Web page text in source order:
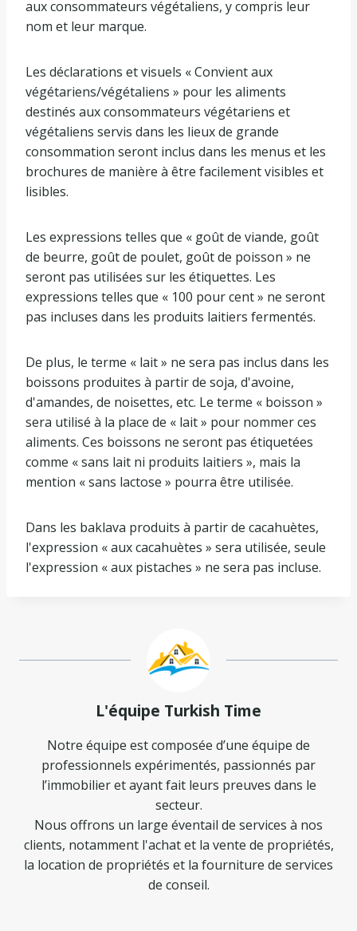
aux consommateurs végétaliens, y compris leur
nom et leur marque.
Les déclarations et visuels « Convient aux
végétariens/végétaliens » pour les aliments
destinés aux consommateurs végétariens et
végétaliens servis dans les lieux de grande
consommation seront inclus dans les menus et les
brochures de manière à être facilement visibles et
lisibles.
Les expressions telles que « goût de viande, goût
de beurre, goût de poulet, goût de poisson » ne
seront pas utilisées sur les étiquettes. Les
expressions telles que « 100 pour cent » ne seront
pas incluses dans les produits laitiers fermentés.
De plus, le terme « lait » ne sera pas inclus dans les
boissons produites à partir de soja, d'avoine,
d'amandes, de noisettes, etc. Le terme « boisson »
sera utilisé à la place de « lait » pour nommer ces
aliments. Ces boissons ne seront pas étiquetées
comme « sans lait ni produits laitiers », mais la
mention « sans lactose » pourra être utilisée.
Dans les baklava produits à partir de cacahuètes,
l'expression « aux cacahuètes » sera utilisée, seule
l'expression « aux pistaches » ne sera pas incluse.
L'équipe Turkish Time
Notre équipe est composée d’une équipe de
professionnels expérimentés, passionnés par
l’immobilier et ayant fait leurs preuves dans le
secteur.
Nous offrons un large éventail de services à nos
clients, notamment l'achat et la vente de propriétés,
la location de propriétés et la fourniture de services
de conseil.